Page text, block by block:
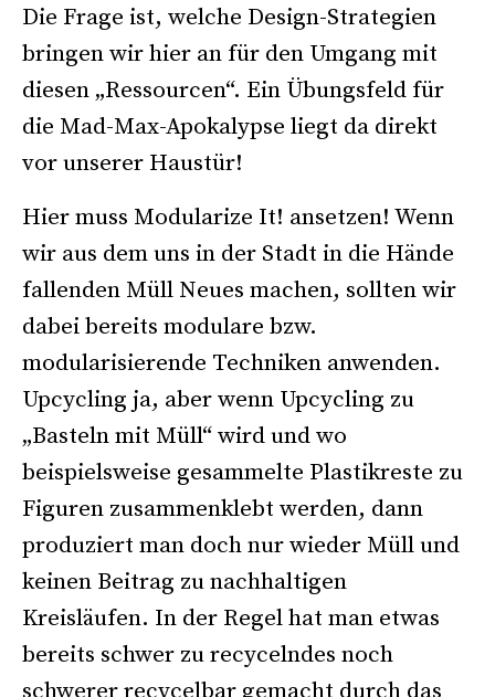
Die Frage ist, welche Design-Strategien
bringen wir hier an für den Umgang mit
diesen „Ressourcen“. Ein Übungsfeld für
die Mad-Max-Apokalypse liegt da direkt
vor unserer Haustür!
Hier muss Modularize It! ansetzen! Wenn
wir aus dem uns in der Stadt in die Hände
fallenden Müll Neues machen, sollten wir
dabei bereits modulare bzw.
modularisierende Techniken anwenden.
Upcycling ja, aber wenn Upcycling zu
„Basteln mit Müll“ wird und wo
beispielsweise gesammelte Plastikreste zu
Figuren zusammenklebt werden, dann
produziert man doch nur wieder Müll und
keinen Beitrag zu nachhaltigen
Kreisläufen. In der Regel hat man etwas
bereits schwer zu recycelndes noch